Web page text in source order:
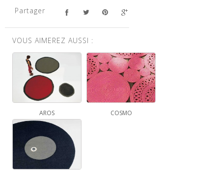
Partager
VOUS AIMEREZ AUSSI :
AROS COSMO